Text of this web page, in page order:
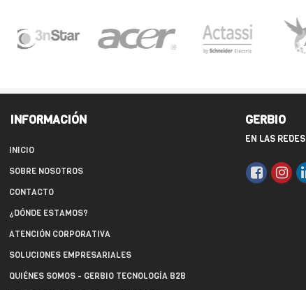
INFORMACIÓN
INICIO
SOBRE NOSOTROS
CONTACTO
¿DÓNDE ESTAMOS?
ATENCIÓN CORPORATIVA
SOLUCIONES EMPRESARIALES
QUIÉNES SOMOS - GERBIO TECNOLOGÍA B2B
GERBIO
EN LAS REDES